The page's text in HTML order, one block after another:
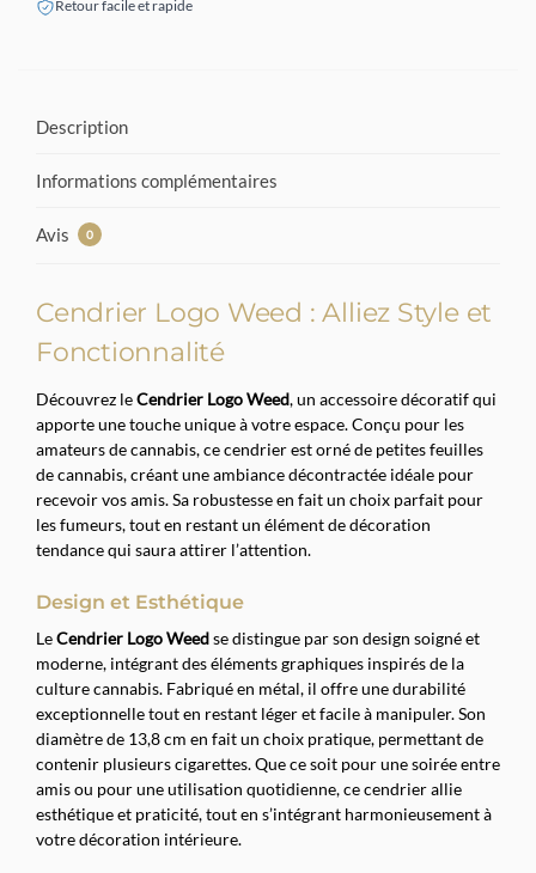
Retour facile et rapide
Description
Informations complémentaires
Avis 0
Cendrier Logo Weed : Alliez Style et
Fonctionnalité
Découvrez leCendrier Logo Weed, un accessoire décoratif qui
apporte une touche unique à votre espace. Conçu pour les
amateurs de cannabis, ce cendrier est orné de petites feuilles
de cannabis, créant une ambiance décontractée idéale pour
recevoir vos amis. Sa robustesse en fait un choix parfait pour
les fumeurs, tout en restant un élément de décoration
tendance qui saura attirer l’attention.
Design et Esthétique
LeCendrier Logo Weedse distingue par son design soigné et
moderne, intégrant des éléments graphiques inspirés de la
culture cannabis. Fabriqué en métal, il offre une durabilité
exceptionnelle tout en restant léger et facile à manipuler. Son
diamètre de 13,8 cm en fait un choix pratique, permettant de
contenir plusieurs cigarettes. Que ce soit pour une soirée entre
amis ou pour une utilisation quotidienne, ce cendrier allie
esthétique et praticité, tout en s’intégrant harmonieusement à
votre décoration intérieure.